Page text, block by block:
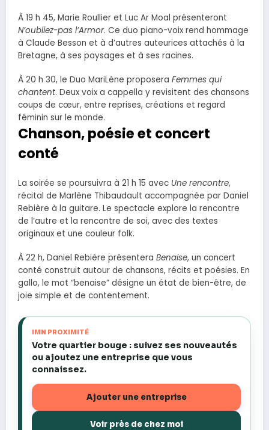
À 19 h 45, Marie Roullier et Luc Ar Moal présenteront
N’oubliez-pas l’Armor. Ce duo piano-voix rend hommage
à Claude Besson et à d’autres auteurices attachés à la
Bretagne, à ses paysages et à ses racines.
À 20 h 30, le Duo MariLène proposera Femmes qui
chantent. Deux voix a cappella y revisitent des chansons
coups de cœur, entre reprises, créations et regard
féminin sur le monde.
Chanson, poésie et concert
conté
La soirée se poursuivra à 21 h 15 avec Une rencontre,
récital de Marlène Thibaudault accompagnée par Daniel
Rebière à la guitare. Le spectacle explore la rencontre
de l’autre et la rencontre de soi, avec des textes
originaux et une couleur folk.
À 22 h, Daniel Rebière présentera Benaise, un concert
conté construit autour de chansons, récits et poésies. En
gallo, le mot “benaise” désigne un état de bien-être, de
joie simple et de contentement.
IMN PROXIMITÉ
Votre quartier bouge : suivez ses nouveautés
ou ajoutez une entreprise que vous
connaissez.
Ajouter une entreprise
Voir près de chez moi